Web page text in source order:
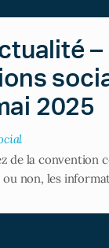
2025
de la convention
ou non, les